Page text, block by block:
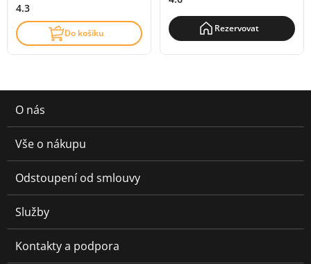
4.3
Do košíku Rezervovat
O nás
Vše o nákupu
Odstoupení od smlouvy
Služby
Kontakty a podpora